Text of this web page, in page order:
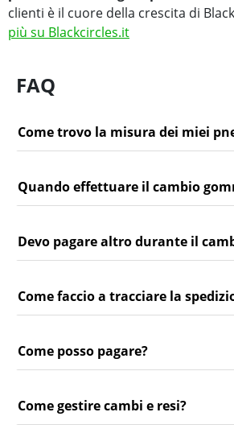
clienti è il cuore della crescita di
più su Blackcircles.it
FAQ
Come trovo la misura dei miei
Quando effettuare il cambio
Devo pagare altro durante il
Come faccio a tracciare la
Come posso pagare?
Come gestire cambi e resi?